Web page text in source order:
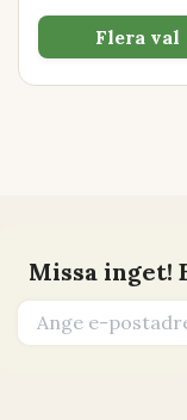
Flera val
Missa inget!